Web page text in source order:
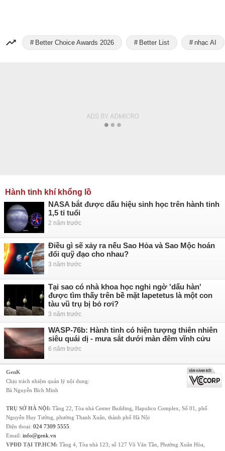
Better Choice Awards 2026 Better List nhạc AI
Hành tinh khí khổng lồ
NASA bắt được dấu hiệu sinh học trên hành tinh
1,5 tỉ tuổi
2 năm trước
Điều gì sẽ xảy ra nếu Sao Hỏa và Sao Mộc hoán
đổi quỹ đạo cho nhau?
3 năm trước
Tại sao có nhà khoa học nghi ngờ 'dấu hàn'
được tìm thấy trên bề mặt Iapetetus là một con
tàu vũ trụ bị bỏ rơi?
3 năm trước
WASP-76b: Hành tinh có hiện tượng thiên nhiên
siêu quái dị - mưa sắt dưới màn đêm vĩnh cửu
6 năm trước
GenK
Chịu trách nhiệm quản lý nội dung:
Bà Nguyễn Bích Minh
TRỤ SỞ HÀ NỘI: Tầng 22, Tòa nhà Center Building, Hapulico Complex, Số 01, phố
Nguyễn Huy Tưởng, phường Thanh Xuân, thành phố Hà Nội
Điện thoại: 024 7309 5555
Email: info@genk.vn
VPĐD TẠI TP.HCM: Tầng 4, Tòa nhà 123, số 127 Võ Văn Tần, Phường Xuân Hòa,